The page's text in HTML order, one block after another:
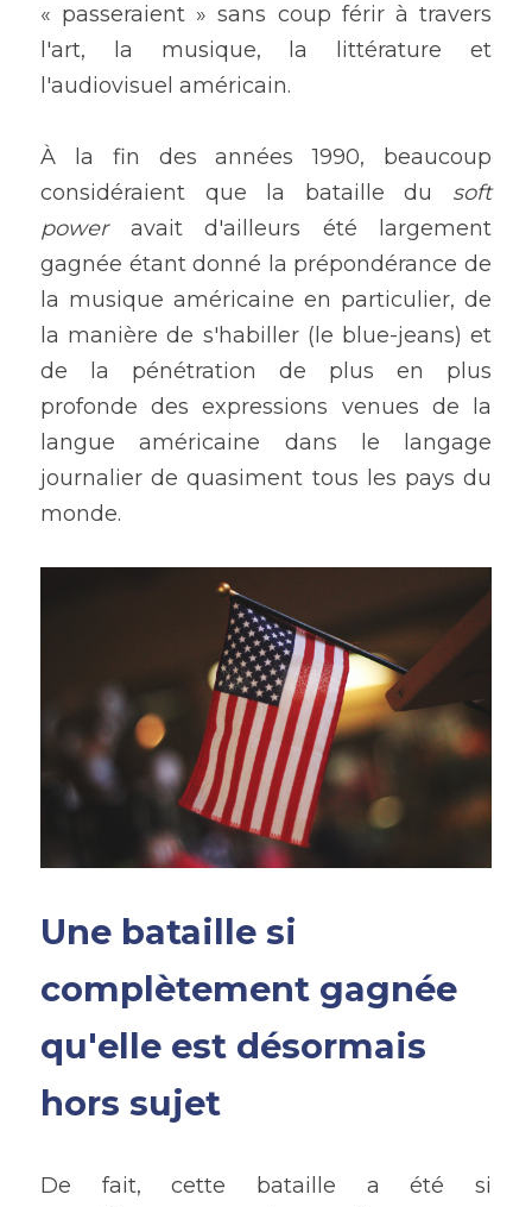
« passeraient » sans coup férir à travers
l'art, la musique, la littérature et
l'audiovisuel américain.
À la fin des années 1990, beaucoup
considéraient que la bataille du soft
power avait d'ailleurs été largement
gagnée étant donné la prépondérance de
la musique américaine en particulier, de
la manière de s'habiller (le blue-jeans) et
de la pénétration de plus en plus
profonde des expressions venues de la
langue américaine dans le langage
journalier de quasiment tous les pays du
monde.
Une bataille si
complètement gagnée
qu'elle est désormais
hors sujet
De fait, cette bataille a été si